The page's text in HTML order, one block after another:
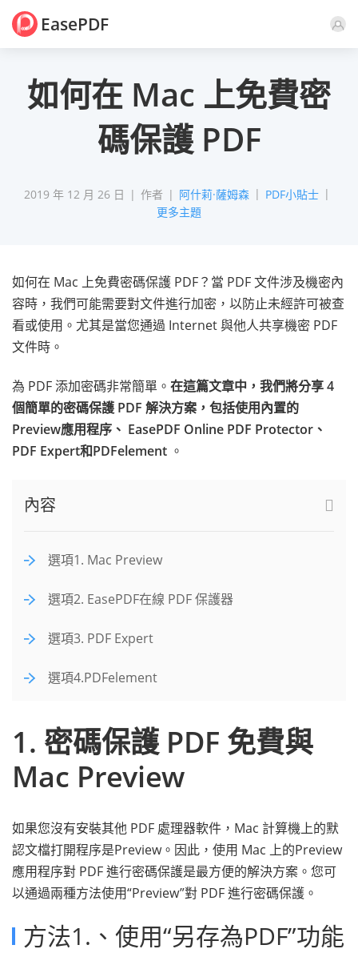
EasePDF
如何在 Mac 上免費密
碼保護 PDF
2019 年 12 月 26 日 作者 阿什莉·薩姆森
PDF小貼士
更多主題
評論
如何在 Mac 上免費密碼保護 PDF？當 PDF 文件涉及機密內
容時，我們可能需要對文件進行加密，以防止未經許可被查
看或使用。尤其是當您通過 Internet 與他人共享機密 PDF
文件時。
為 PDF 添加密碼非常簡單。 在這篇文章中，我們將分享 4
個簡單的密碼保護 PDF 解決方案，包括使用內置的
Preview應用程序、 EasePDF Online PDF Protector、
PDF Expert和PDFelement 。
內容
選項1. Mac Preview
選項2. EasePDF在線 PDF 保護器
選項3. PDF Expert
選項4.PDFelement
1. 密碼保護 PDF 免費與
Mac Preview
如果您沒有安裝其他 PDF 處理器軟件，Mac 計算機上的默
認文檔打開程序是Preview。因此，使用 Mac 上的Preview
應用程序對 PDF 進行密碼保護是最方便的解決方案。您可
以通過兩種方法使用“Preview”對 PDF 進行密碼保護。
方法1.、使用“另存為PDF”功能